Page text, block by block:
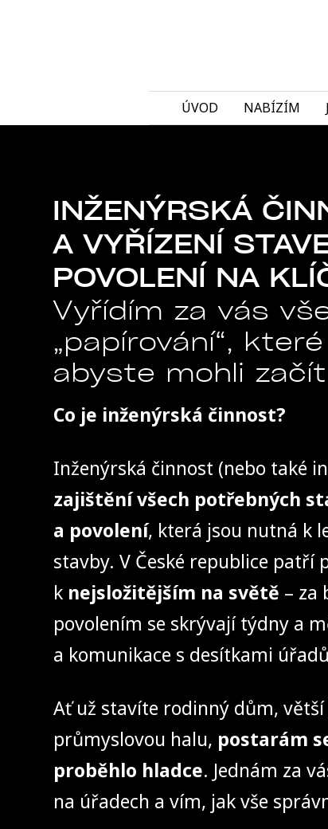
ÚVOD NABÍZÍM
INŽENÝRSKÁ
A VYŘÍZENÍ
POVOLENÍ NA
Vyřídím za vás
„papírování“,
abyste mohli
Co je inženýrská činnost?
Inženýrská činnost (nebo také
zajištění všech potřebných
a povolení, která jsou nutná k
stavby. V České republice patří
k nejsložitějším na světě – za
povolením se skrývají týdny a
a komunikace s desítkami
Ať už stavíte rodinný dům,
průmyslovou halu, postarám
proběhlo hladce. Jednám za
na úřadech a vím, jak vše